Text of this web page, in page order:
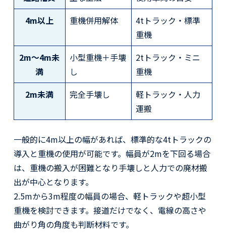
4m以上
重機併用解体
4tトラック・標準
重機
2m〜4m未
満
小型重機＋手壊
し
2tトラック・ミニ
重機
2m未満
完全手壊し
軽トラック・人力
運搬
一般的に4m以上の幅があれば、標準的な4tトラックの
導入と重機の使用が可能です。幅員が2mを下回る場合
は、重機の搬入が困難となり手壊しと人力での廃材搬
出が中心となります。
2.5mから3m程度の幅員の場合、軽トラックや超小型
重機を検討できます。接道だけでなく、電線の高さや
曲がり角の角度も判断材料です。